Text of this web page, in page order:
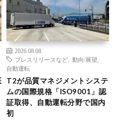
2026.08.08
プレスリリースなど
動向/展望
自動運転
T2が品質マネジメントシステ
ムの国際規格「ISO9001」認
証取得、自動運転分野で国内
初